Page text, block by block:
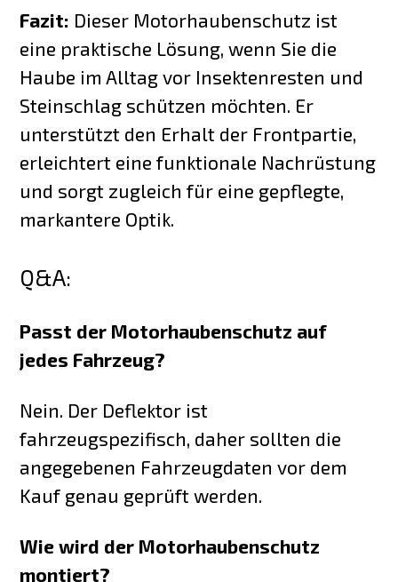
Fazit: Dieser Motorhaubenschutz ist
eine praktische Lösung, wenn Sie die
Haube im Alltag vor Insektenresten und
Steinschlag schützen möchten. Er
unterstützt den Erhalt der Frontpartie,
erleichtert eine funktionale Nachrüstung
und sorgt zugleich für eine gepflegte,
markantere Optik.
Q&A:
Passt der Motorhaubenschutz auf
jedes Fahrzeug?
Nein. Der Deflektor ist
fahrzeugspezifisch, daher sollten die
angegebenen Fahrzeugdaten vor dem
Kauf genau geprüft werden.
Wie wird der Motorhaubenschutz
montiert?